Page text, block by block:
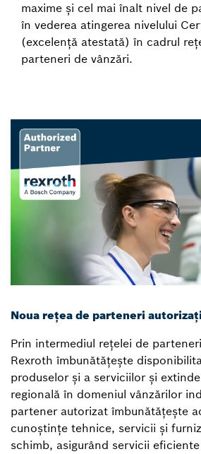
maxime și cel mai înalt nivel de
în vederea atingerea nivelului
(excelență atestată) în cadrul
parteneri de vânzări.
Noua rețea de parteneri autorizați
Prin intermediul rețelei de
Rexroth îmbunătățește
produselor și a serviciilor și
regională în domeniul vânzărilor
partener autorizat îmbunătățește
cunoștințe tehnice, servicii și
schimb, asigurând servicii